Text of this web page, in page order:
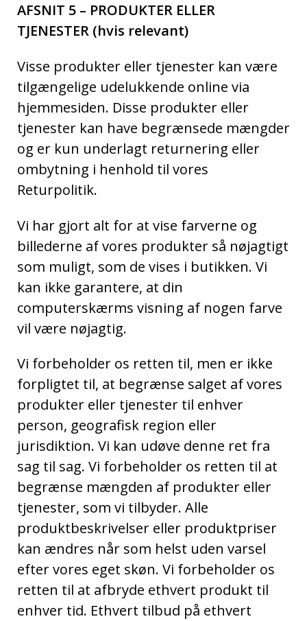
AFSNIT 5 – PRODUKTER ELLER
TJENESTER (hvis relevant)
Visse produkter eller tjenester kan være
tilgængelige udelukkende online via
hjemmesiden. Disse produkter eller
tjenester kan have begrænsede mængder
og er kun underlagt returnering eller
ombytning i henhold til vores
Returpolitik.
Vi har gjort alt for at vise farverne og
billederne af vores produkter så nøjagtigt
som muligt, som de vises i butikken. Vi
kan ikke garantere, at din
computerskærms visning af nogen farve
vil være nøjagtig.
Vi forbeholder os retten til, men er ikke
forpligtet til, at begrænse salget af vores
produkter eller tjenester til enhver
person, geografisk region eller
jurisdiktion. Vi kan udøve denne ret fra
sag til sag. Vi forbeholder os retten til at
begrænse mængden af ​​produkter eller
tjenester, som vi tilbyder. Alle
produktbeskrivelser eller produktpriser
kan ændres når som helst uden varsel
efter vores eget skøn. Vi forbeholder os
retten til at afbryde ethvert produkt til
enhver tid. Ethvert tilbud på ethvert